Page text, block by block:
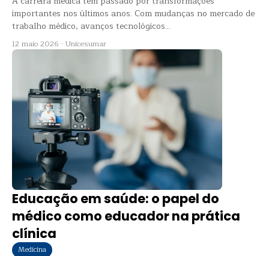
importantes nos últimos anos. Com mudanças no mercado de
trabalho médico, avanços tecnológicos...
12 maio 2026 · Unicesumar
Educação em saúde: o papel do
médico como educador na prática
clínica
Medicina